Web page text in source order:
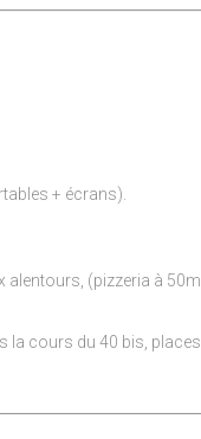
+ écrans).
(pizzeria à 50m,
la cours du 40 bis, places